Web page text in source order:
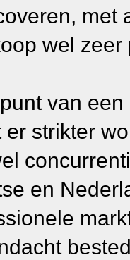
wel
van
strikter
en